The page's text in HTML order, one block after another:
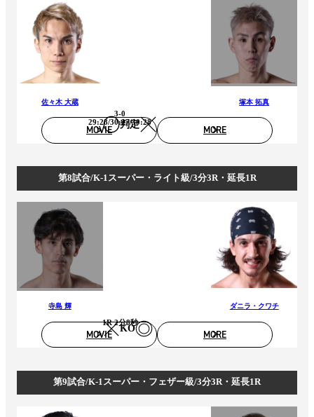
佐々木 大蔵
判定
3-0
29:28/30:27/30:28
塚本 拓真
MOVIE MORE
第8試合/K-1スーパー・ライト級/3分3R・延長1R
寺島 輝
KO
1R 2分8秒
ダニラ・クワチ
MOVIE MORE
第9試合/K-1スーパー・フェザー級/3分3R・延長1R